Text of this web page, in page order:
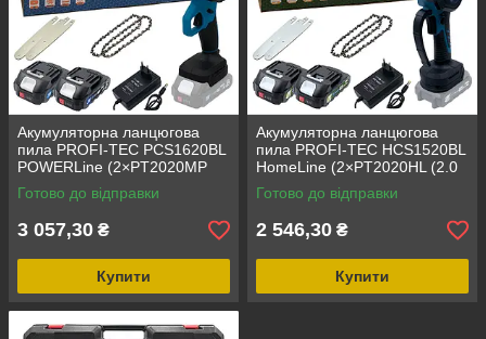
Акумуляторна ланцюгова
пила PROFI-TEC PCS1620BL
POWERLine (2×PT2020MP
(2.0 Аг), зарядний пристрій)
Готово до відправки
3 057,30 ₴
Купити
Акумуляторна ланцюгова
пила PROFI-TEC HCS1520BL
HomeLine (2×PT2020HL (2.0
Аг), зарядний пристрій)
Готово до відправки
2 546,30 ₴
Купити